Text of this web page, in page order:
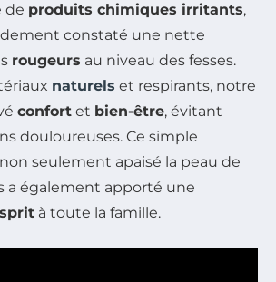
de produits chimiques irritants,
constaté une nette
rougeurs au niveau des fesses.
naturels et respirants, notre
confort et bien-être, évitant
douloureuses. Ce simple
seulement apaisé la peau de
a également apporté une
à toute la famille.